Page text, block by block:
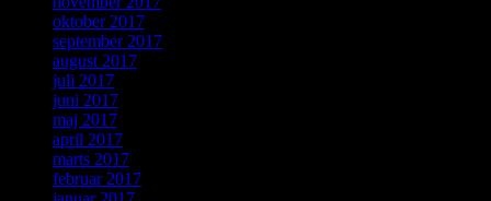
oktober 2017
september 2017
august 2017
juli 2017
juni 2017
maj 2017
april 2017
marts 2017
februar 2017